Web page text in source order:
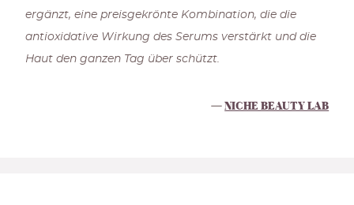
ergänzt, eine preisgekrönte Kombination, die die
antioxidative Wirkung des Serums verstärkt und die
Haut den ganzen Tag über schützt.
NICHE BEAUTY LAB